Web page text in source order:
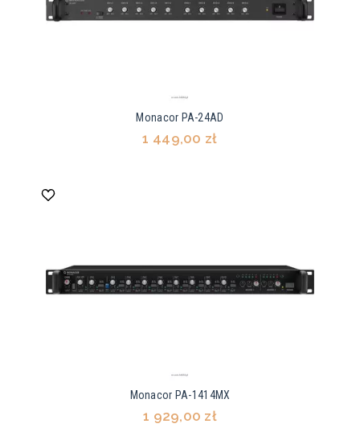
Monacor PA-24AD
1 449,00 zł
Monacor PA-1414MX
1 929,00 zł